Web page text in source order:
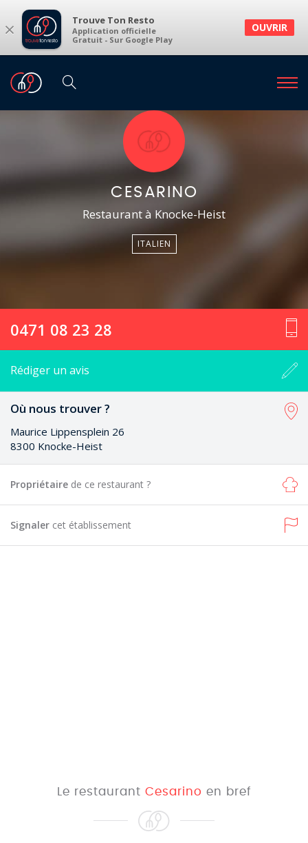
× Trouve Ton Resto
Application officielle
Gratuit - Sur Google Play
OUVRIR
CESARINO
Restaurant à Knocke-Heist
ITALIEN
0471 08 23 28
Rédiger un avis
Où nous trouver ?
Maurice Lippensplein 26
8300 Knocke-Heist
Propriétaire de ce restaurant ?
Signaler cet établissement
Le restaurant Cesarino en bref